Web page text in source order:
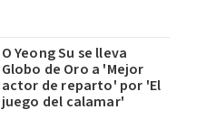
O Yeong Su se lleva
Globo de Oro a 'Mejor
actor de reparto' por 'El
juego del calamar'